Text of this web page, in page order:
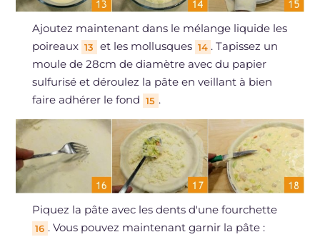
Ajoutez maintenant dans le mélange liquide les
poireaux 13 et les mollusques 14 . Tapissez un
moule de 28cm de diamètre avec du papier
sulfurisé et déroulez la pâte en veillant à bien
faire adhérer le fond 15 .
Piquez la pâte avec les dents d'une fourchette
16 . Vous pouvez maintenant garnir la pâte :